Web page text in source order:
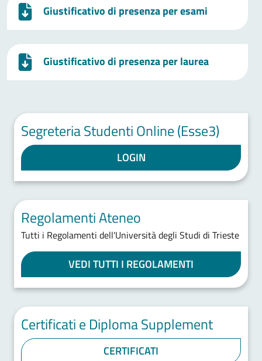
Giustificativo di presenza per esami
Giustificativo di presenza per laurea
Segreteria Studenti Online (Esse3)
LOGIN
Regolamenti Ateneo
Tutti i Regolamenti dell'Università degli Studi di Trieste
VEDI TUTTI I REGOLAMENTI
Certificati e Diploma Supplement
CERTIFICATI